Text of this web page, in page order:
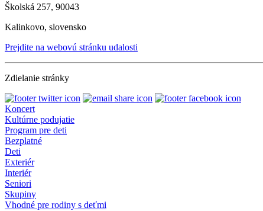
Školská 257, 90043
Kalinkovo, slovensko
Prejdite na webovú stránku udalosti
Zdielanie stránky
Koncert
Kultúrne podujatie
Program pre deti
Bezplatné
Deti
Exteriér
Interiér
Seniori
Skupiny
Vhodné pre rodiny s deťmi